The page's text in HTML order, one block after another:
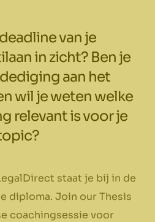
van je
in zicht? Ben je
aan het
wil je weten welke
relevant is voor je
staat je bij in de
diploma. Join our Thesis
coachingsessie voor